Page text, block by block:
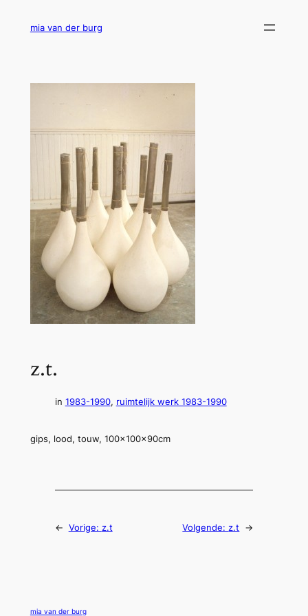
mia van der burg
z.t.
in 1983-1990, ruimtelijk werk 1983-1990
gips, lood, touw, 100x100x90cm
← Vorige: z.t Volgende:z.t →
mia van der burg